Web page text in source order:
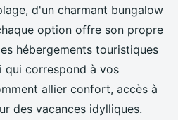
d'un charmant bungalow
option offre son propre
hébergements touristiques
qui correspond à vos
allier confort, accès à
des vacances idylliques.